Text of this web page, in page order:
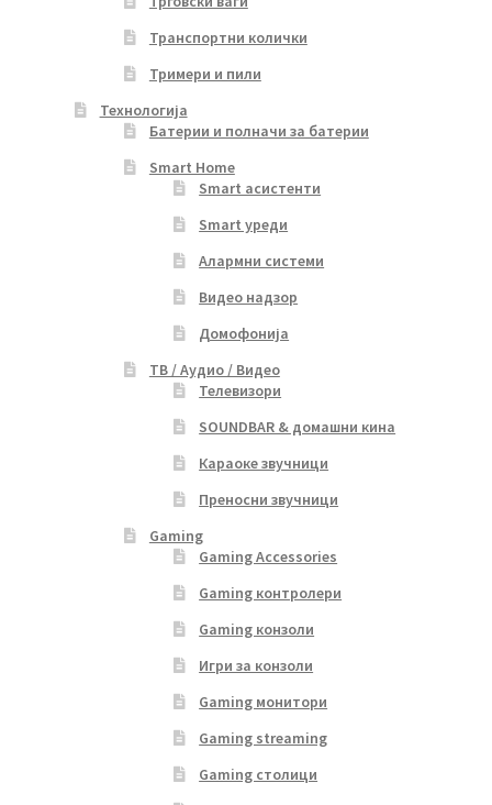
Транспортни колички
Тримери и пили
Технологија
Батерии и полначи за батерии
Smart Home
Smart асистенти
Smart уреди
Алармни системи
Видео надзор
Домофонија
ТВ / Аудио / Видео
Телевизори
SOUNDBAR & домашни кина
Караоке звучници
Преносни звучници
Gaming
Gaming Accessories
Gaming контролери
Gaming конзоли
Игри за конзоли
Gaming монитори
Gaming streaming
Gaming столици